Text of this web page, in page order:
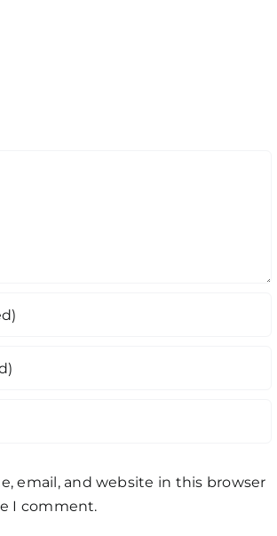
email, and website in this browser
I comment.